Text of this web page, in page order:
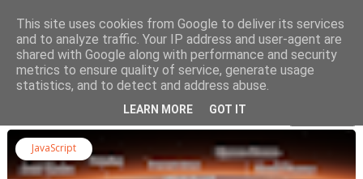
Rechercher dans le blog
JavaScript
This site uses cookies from Google to deliver its services
and to analyze traffic. Your IP address and user-agent are
shared with Google along with performance and security
metrics to ensure quality of service, generate usage
statistics, and to detect and address abuse.
LEARN MORE GOT IT